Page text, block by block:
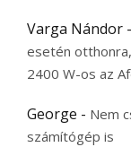
Varga Nándor -
esetén
2400 W-os az
George - Nem
számítógép is